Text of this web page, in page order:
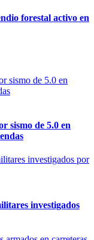
forestal activo en
sismo de 5.0 en
investigados